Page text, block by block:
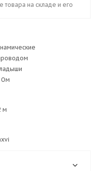
товара на складе и его
Ом
м